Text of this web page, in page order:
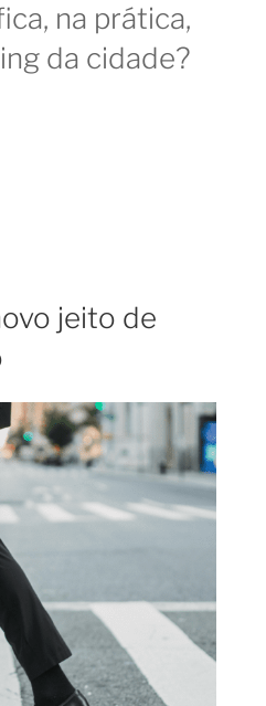
na prática,
da cidade?
jeito de